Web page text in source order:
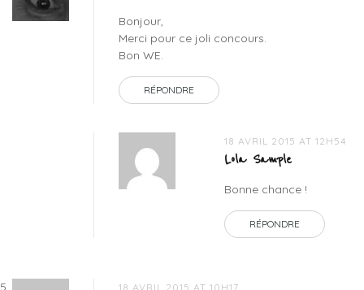
Bonjour,
Merci pour ce joli concours.
Bon WE.
RÉPONDRE
18 AVRIL 2015 AT 12H54
Lola Sample
Bonne chance !
RÉPONDRE
18 AVRIL 2015 AT 10H17